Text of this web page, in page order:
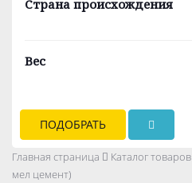
Страна происхождения
Вес
ПОДОБРАТЬ
Главная страница Каталог товаров
мел цемент)